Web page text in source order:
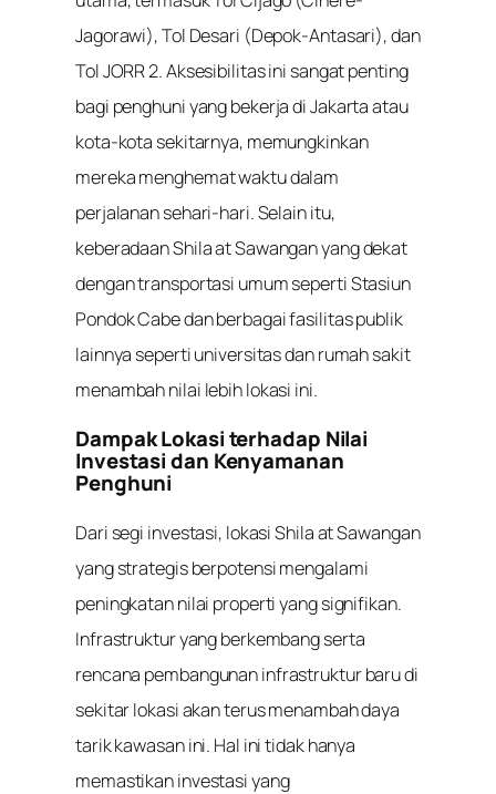
Jagorawi), Tol Desari (Depok-Antasari), dan
Tol JORR 2. Aksesibilitas ini sangat penting
bagi penghuni yang bekerja di Jakarta atau
kota-kota sekitarnya, memungkinkan
mereka menghemat waktu dalam
perjalanan sehari-hari. Selain itu,
keberadaan Shila at Sawangan yang dekat
dengan transportasi umum seperti Stasiun
Pondok Cabe dan berbagai fasilitas publik
lainnya seperti universitas dan rumah sakit
menambah nilai lebih lokasi ini.
Dampak Lokasi terhadap Nilai
Investasi dan Kenyamanan
Penghuni
Dari segi investasi, lokasi Shila at Sawangan
yang strategis berpotensi mengalami
peningkatan nilai properti yang signifikan.
Infrastruktur yang berkembang serta
rencana pembangunan infrastruktur baru di
sekitar lokasi akan terus menambah daya
tarik kawasan ini. Hal ini tidak hanya
memastikan investasi yang